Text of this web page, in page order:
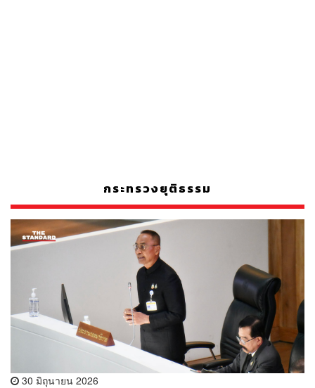
กระทรวงยุติธรรม
30 มิถุนายน 2026